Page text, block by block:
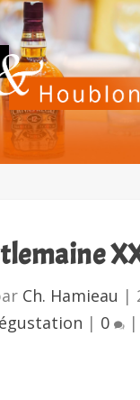
Ch. Hamieau |
| 0 |